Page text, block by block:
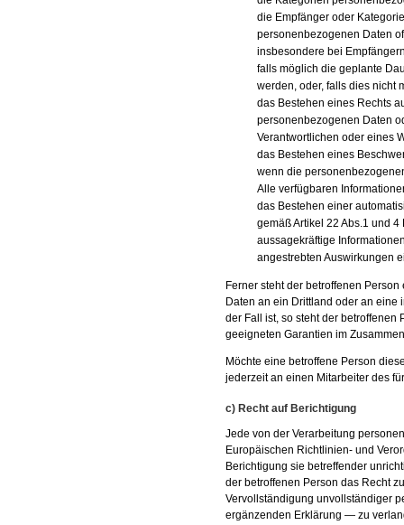
die Empfänger oder
personenbezogenen Daten
insbesondere bei
falls möglich die geplante
werden, oder, falls dies nicht
das Bestehen eines Rechts
personenbezogenen Daten
Verantwortlichen oder eines
das Bestehen eines
wenn die
Alle verfügbaren
das Bestehen einer
gemäß Artikel 22 Abs.1 und
aussagekräftige
angestrebten Auswirkungen
Ferner steht der betroffenen
Daten an ein Drittland oder an eine
der Fall ist, so steht der betroffenen
geeigneten Garantien im
Möchte eine betroffene Person
jederzeit an einen Mitarbeiter des
c) Recht auf Berichtigung
Jede von der Verarbeitung
Europäischen Richtlinien- und
Berichtigung sie betreffender
der betroffenen Person das Recht
Vervollständigung unvollständiger
ergänzenden Erklärung — zu